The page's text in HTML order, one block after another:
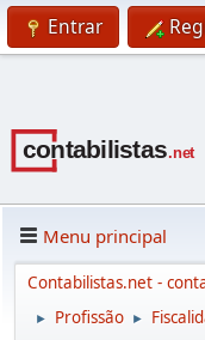
Entrar
Menu principal
Contabilistas.net -
► Profissão ►